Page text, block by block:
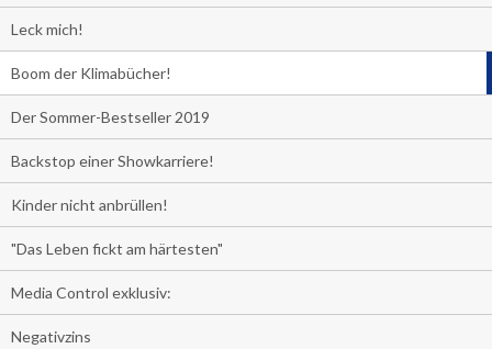
Leck mich!
Boom der Klimabücher!
Der Sommer-Bestseller 2019
Backstop einer Showkarriere!
Kinder nicht anbrüllen!
"Das Leben fickt am härtesten"
Media Control exklusiv:
Negativzins